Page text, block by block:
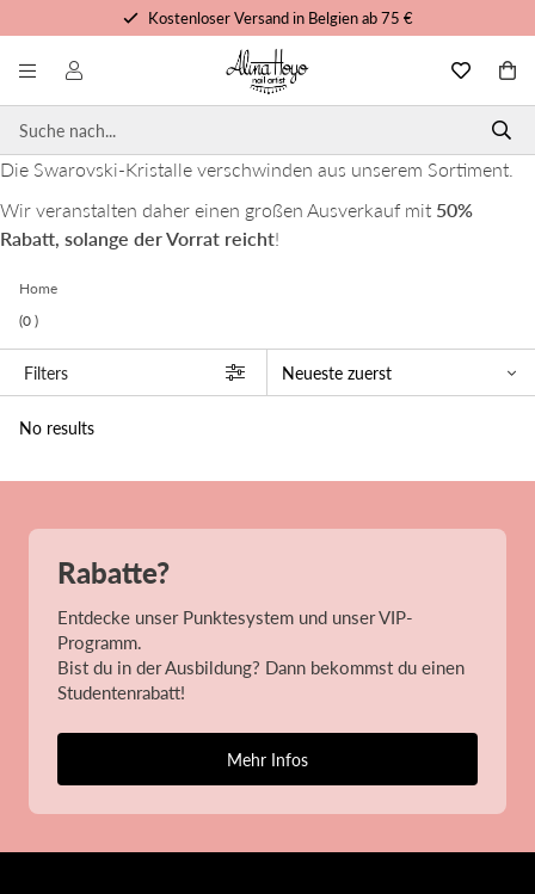
Kostenloser Versand in Belgien ab 75 €
Kostenlose Schulungen und Tutorials
Vor 15 Uhr bestellt, noch heute versandt
Die Swarovski-Kristalle verschwinden aus unserem Sortiment.
Wir veranstalten daher einen großen Ausverkauf mit 50%
Rabatt, solange der Vorrat reicht!
Home
(0 )
Filters
No results
Rabatte?
Entdecke unser Punktesystem und unser VIP-
Programm.
Bist du in der Ausbildung? Dann bekommst du einen
Studentenrabatt!
Mehr Infos